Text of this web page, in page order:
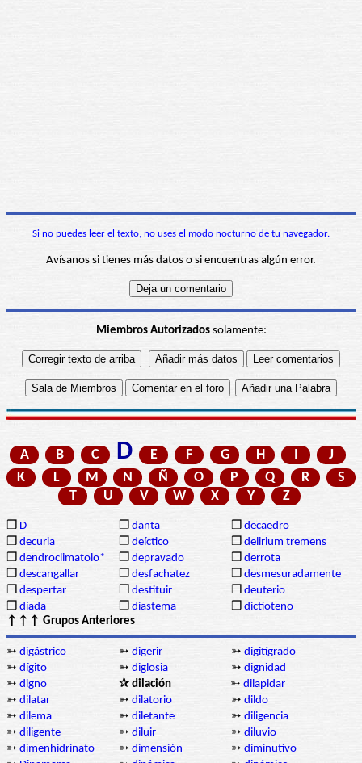
Si no puedes leer el texto, no uses el modo nocturno de tu navegador.
Avísanos si tienes más datos o si encuentras algún error.
Miembros Autorizadossolamente:
A B C D E F G H I
J
K
L M N Ñ O P Q R
S
T
U V W X Y Z
❒ D ❒ danta ❒ decaedro
❒ decuria ❒ deíctico ❒ delirium tremens
❒ dendroclimatolo* ❒ depravado ❒ derrota
❒ descangallar ❒ desfachatez ❒ desmesuradamente
❒ despertar ❒ destituir ❒ deuterio
❒ díada ❒ diastema ❒ dictioteno
↑↑↑ Grupos Anteriores
➳ digástrico ➳ digerir ➳ digitígrado
➳ dígito ➳ diglosia ➳ dignidad
➳ digno ✰ dilación ➳ dilapidar
➳ dilatar ➳ dilatorio ➳ dildo
➳ dilema ➳ diletante ➳ diligencia
➳ diligente ➳ diluir ➳ diluvio
➳ dimenhidrinato ➳ dimensión ➳ diminutivo